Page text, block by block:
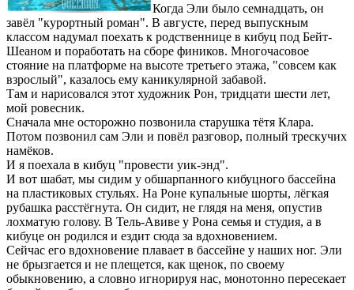
Когда Эли было семнадцать, он
завёл "курортный роман". В августе, перед выпускным
классом надумал поехать к родственнице в кибуц под Бейт-
Шеаном и поработать на сборе фиников. Многочасовое
стояние на платформе на высоте третьего этажа, "совсем как
взрослый", казалось ему каникулярной забавой.
Там и нарисовался этот художник Рон, тридцати шести лет,
мой ровесник.
Сначала мне осторожно позвонила старушка тётя Клара.
Потом позвонил сам Эли и повёл разговор, полный трескучих
намёков.
И я поехала в кибуц "провести уик-энд".
И вот шабат, мы сидим у обшарпанного кибуцного бассейна
на пластиковых стульях. На Роне купальные шорты, лёгкая
рубашка расстёгнута. Он сидит, не глядя на меня, опустив
лохматую голову. В Тель-Авиве у Рона семья и студия, а в
кибуце он родился и ездит сюда за вдохновением.
Сейчас его вдохновение плавает в бассейне у наших ног. Эли
не брызгается и не плещется, как щенок, по своему
обыкновению, а словно игнорируя нас, монотонно пересекает